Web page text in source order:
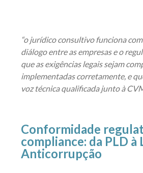
“o jurídico consultivo funciona
diálogo entre as empresas e o
que as exigências legais sejam
implementadas corretamente, e
voz técnica qualificada junto à
Conformidade
compliance: da PLD à
Anticorrupção